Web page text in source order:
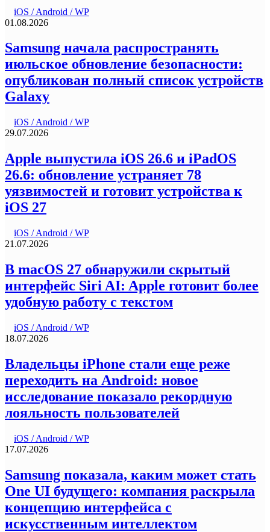
iOS / Android / WP
01.08.2026
Samsung начала распространять
июльское обновление безопасности:
опубликован полный список устройств
Galaxy
iOS / Android / WP
29.07.2026
Apple выпустила iOS 26.6 и iPadOS
26.6: обновление устраняет 78
уязвимостей и готовит устройства к
iOS 27
iOS / Android / WP
21.07.2026
В macOS 27 обнаружили скрытый
интерфейс Siri AI: Apple готовит более
удобную работу с текстом
iOS / Android / WP
18.07.2026
Владельцы iPhone стали еще реже
переходить на Android: новое
исследование показало рекордную
лояльность пользователей
iOS / Android / WP
17.07.2026
Samsung показала, каким может стать
One UI будущего: компания раскрыла
концепцию интерфейса с
искусственным интеллектом